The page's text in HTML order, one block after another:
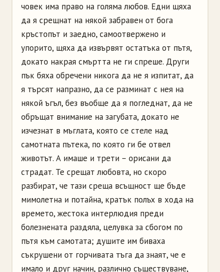
човек има право на голяма любов. Едни щяха
да я срещнат на някой забравен от бога
кръстопът и заедно, самоотвержено и
упорито, щяха да извървят остатъка от пътя,
докато накрая смъртта не ги спреше. Други
пък бяха обречени никога да не я изпитат, да
я търсят напразно, да се разминат с нея на
някой ъгъл, без въобще да я погледнат, да не
обръщат внимание на загубата, докато не
изчезнат в мъглата, която се стеле над
самотната пътека, по която ги бе отвел
животът. А имаше и трети – орисани да
страдат. Те срещат любовта, но скоро
разбират, че тази среща всъщност ще бъде
мимолетна и потайна, кратък полъх в хода на
времето, жестока интерлюдия преди
болезнената раздяла, целувка за сбогом по
пътя към самотата; душите им биваха
съкрушени от горчивата тъга да знаят, че е
имало и друг начин, различно съществуване,